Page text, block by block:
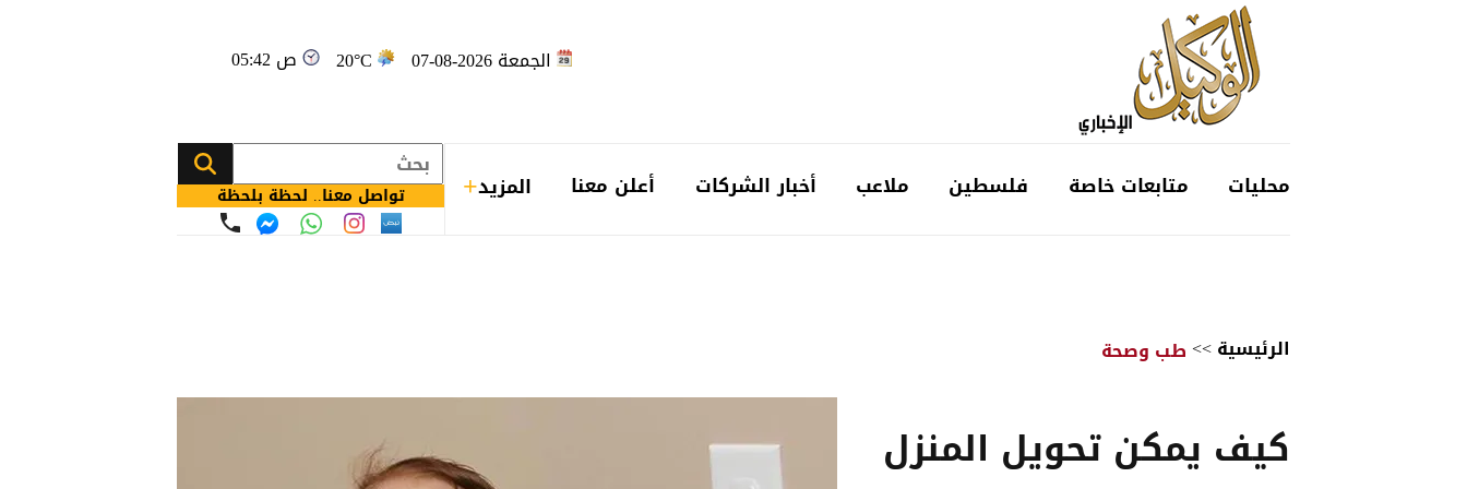
الجمعة 2026-08-07 20°C 05:42 ص
محليات متابعات خاصة فلسطين ملاعب أخبار الشركات أعلن معنا المزيد تواصل معنا.. لحظة بلحظة
الرئيسية>>طب وصحة
كيف يمكن تحويل المنزل